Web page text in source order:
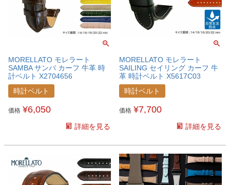
MORELLATO モレラート
SAMBA サンバ カーフ 牛革 時
計ベルト X2704656
時計ベルト
価格 ¥6,050
詳細を見る
MORELLATO モレラート
SAILING セイリング カーフ 牛
革 時計ベルト X5617C03
時計ベルト
価格 ¥7,700
詳細を見る